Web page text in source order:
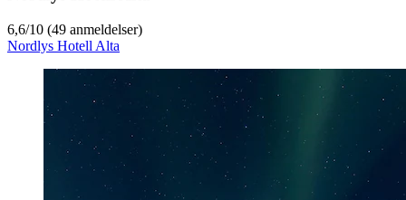
6,6/10 (49 anmeldelser)
Nordlys Hotell Alta